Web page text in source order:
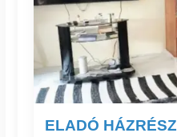
ELADÓ HÁZRÉSZ